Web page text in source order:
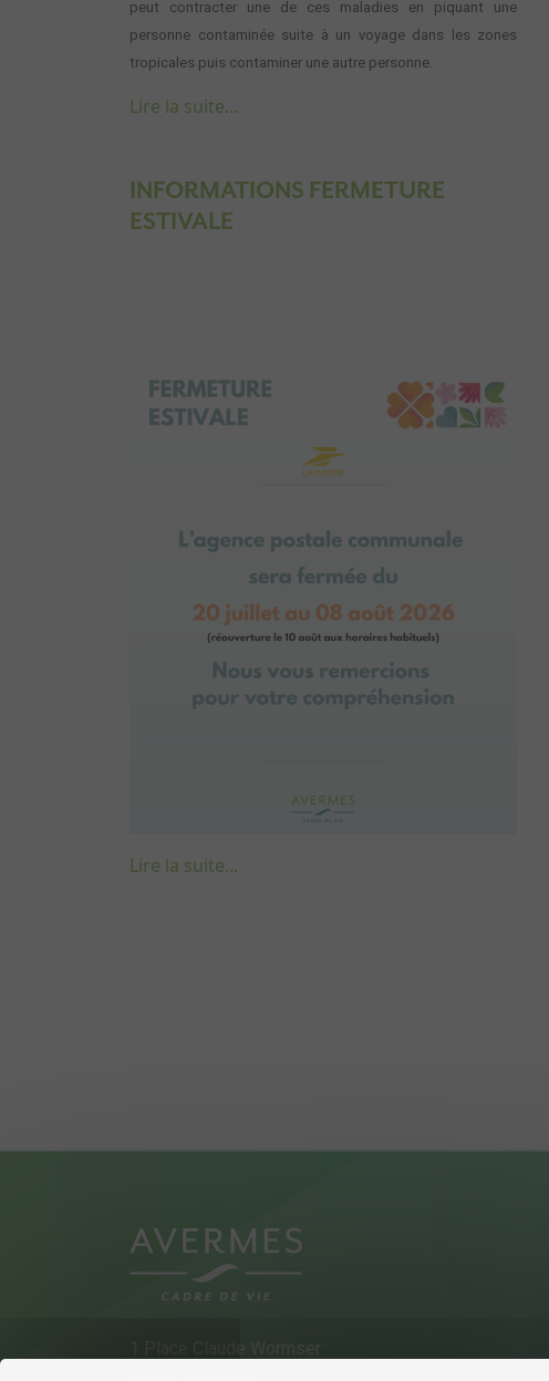
peut contracter une de ces maladies en piquant une
personne contaminée suite à un voyage dans les zones
tropicales puis contaminer une autre personne.
Lire la suite...
INFORMATIONS FERMETURE
ESTIVALE
Lire la suite...
1 Place Claude Wormser